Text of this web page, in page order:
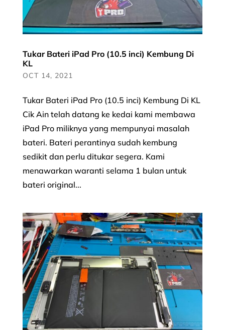
Tukar Bateri iPad Pro (10.5 inci) Kembung Di
KL
OCT 14, 2021
Tukar Bateri iPad Pro (10.5 inci) Kembung Di KL
Cik Ain telah datang ke kedai kami membawa
iPad Pro miliknya yang mempunyai masalah
bateri. Bateri perantinya sudah kembung
sedikit dan perlu ditukar segera. Kami
menawarkan waranti selama 1 bulan untuk
bateri original...